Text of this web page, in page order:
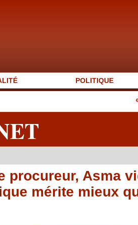
POLITIQUE
« Nous ne
procureur, Asma
mérite mieux